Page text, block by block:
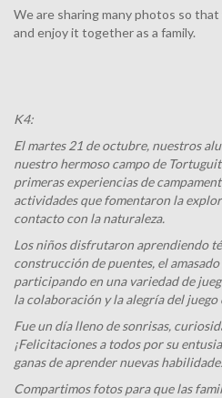
We are sharing many photos so
and enjoy it together as a family.
K4:
El martes 21 de octubre, nuestros
nuestro hermoso campo de
primeras experiencias de
actividades que fomentaron la
contacto con la naturaleza.
Los niños disfrutaron aprendiendo
construcción de puentes, el
participando en una variedad de
la colaboración y la alegría del
Fue un día lleno de sonrisas,
¡Felicitaciones a todos por su
ganas de aprender nuevas
Compartimos fotos para que las